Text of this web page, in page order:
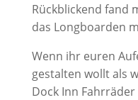
Rückblickend fand
das Longboarden
Wenn ihr euren
gestalten wollt als
Dock Inn